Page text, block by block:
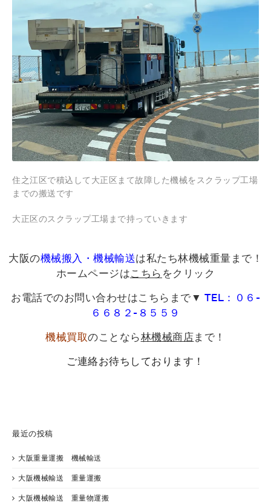
住之江区で積込して大正区まて故障した機械をスクラップ工場
までの搬送です
大正区のスクラップ工場まで持っていきます
大阪の機械搬入・機械輸送は私たち林機械重量まで！
ホームページはこちら をクリック
お電話でのお問い合わせはこちらまで▼ TEL：０６-
６６８２-８５５９
機械買取のことなら林機械商店まで！
ご連絡お待ちしております！
最近の投稿
大阪重量運搬 機械輸送
大阪機械輸送 重量運搬
大阪機械輸送 重量物運搬